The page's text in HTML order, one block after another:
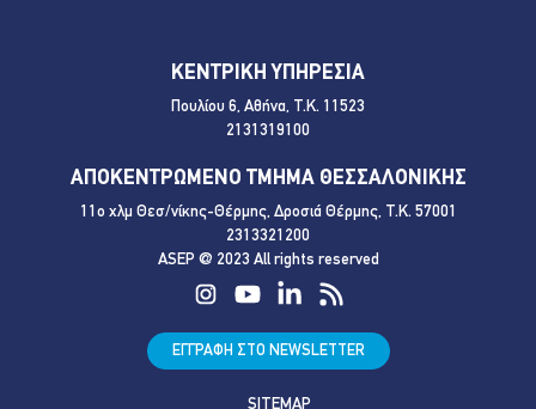
ΚΕΝΤΡΙΚΗ ΥΠΗΡΕΣΙΑ
Πουλίου 6, Αθήνα, Τ.Κ. 11523
2131319100
ΑΠΟΚΕΝΤΡΩΜΕΝΟ ΤΜΗΜΑ ΘΕΣΣΑΛΟΝΙΚΗΣ
11ο χλμ Θεσ/νίκης-Θέρμης, Δροσιά Θέρμης, Τ.Κ. 57001
2313321200
ASEP @ 2023 All rights reserved
ΕΓΓΡΑΦΗ ΣΤΟ NEWSLETTER
SITEMAP